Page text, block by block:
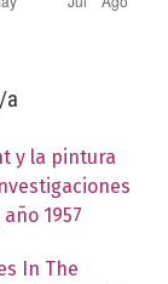
a
y la pintura
1957
In The